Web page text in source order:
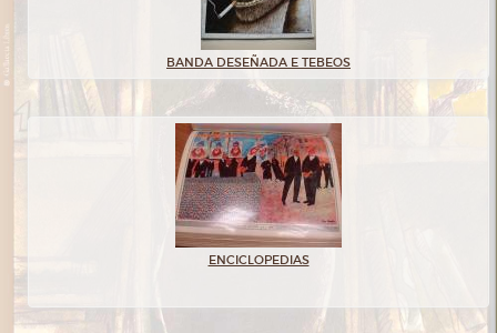
BANDA DESEÑADA E TEBEOS
ENCICLOPEDIAS